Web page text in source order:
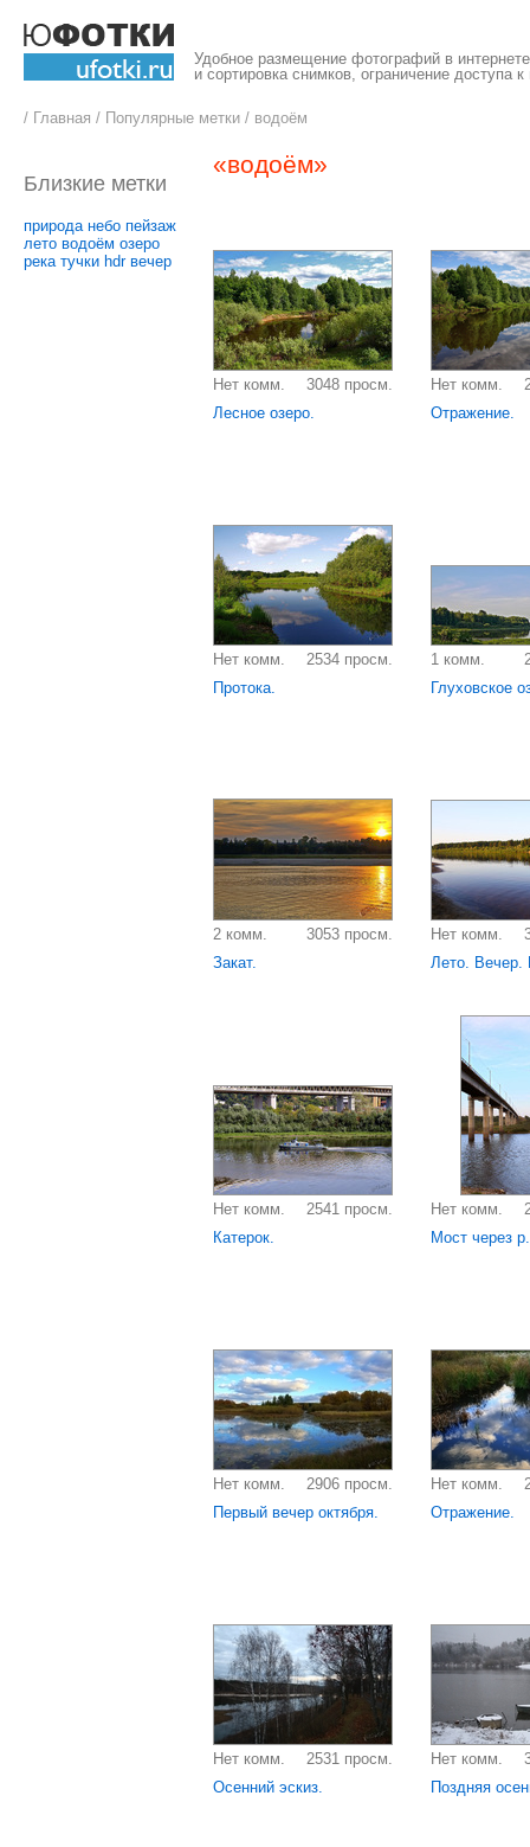
Удобное размещение фотографий в
и сортировка снимков, ограничение доступа
/ Главная / Популярные метки / водоём
Близкие метки
природа небо пейзаж
лето водоём озеро
река тучки hdr вечер
«водоём»
Нет комм.
3048 просм.
Лесное озеро.
Нет комм.
Отражение.
Нет комм.
2534 просм.
Протока.
1 комм.
Глуховское
2 комм.
3053 просм.
Закат.
Нет комм.
Лето. Вечер.
Нет комм.
2541 просм.
Катерок.
Нет комм.
Мост через
Нет комм.
2906 просм.
Первый вечер октября.
Нет комм.
Отражение.
Нет комм.
2531 просм.
Осенний эскиз.
Нет комм.
Поздняя